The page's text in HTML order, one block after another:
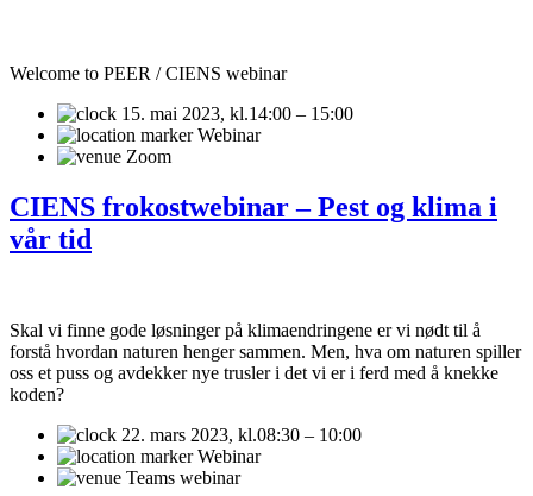
Welcome to PEER / CIENS webinar
15. mai 2023, kl.14:00 – 15:00
Webinar
Zoom
CIENS frokostwebinar – Pest og klima i
vår tid
Skal vi finne gode løsninger på klimaendringene er vi nødt til å
forstå hvordan naturen henger sammen. Men, hva om naturen spiller
oss et puss og avdekker nye trusler i det vi er i ferd med å knekke
koden?
22. mars 2023, kl.08:30 – 10:00
Webinar
Teams webinar